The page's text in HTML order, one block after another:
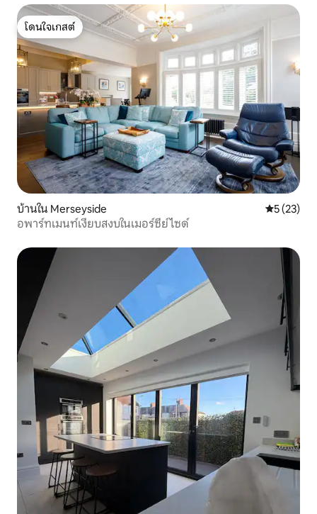
โดนใจเกสต์
โดนใจเกสต์
บ้านใน Merseyside คะแนนเฉลี่
5 (23)
อพาร์ทเมนท์เงียบสงบในเมอร์ซีย์ไซด์